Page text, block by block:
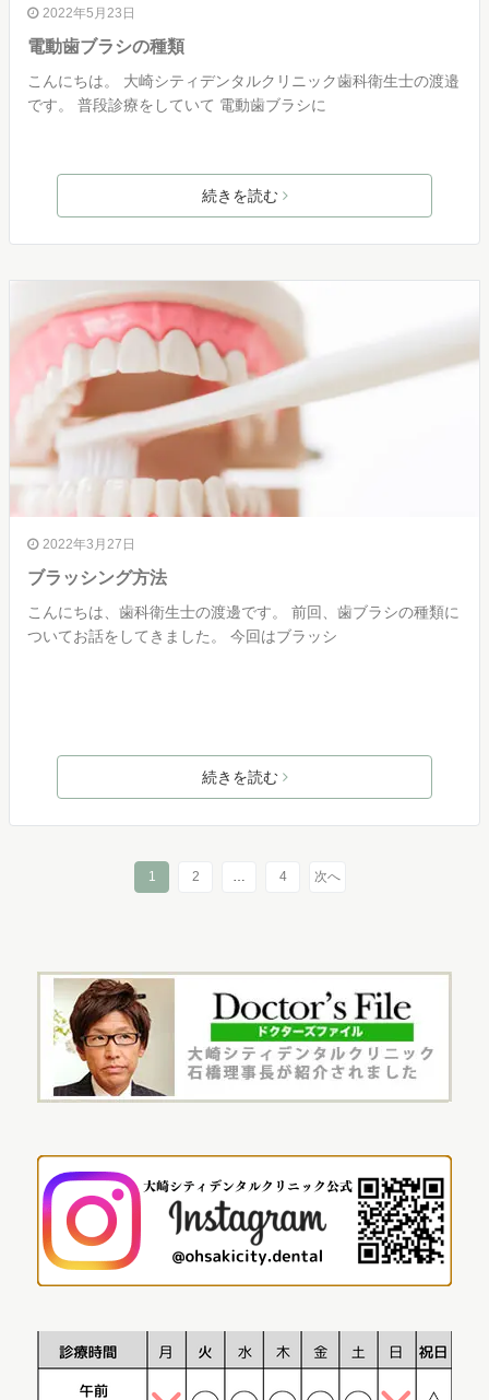
2022年5月23日
電動歯ブラシの種類
こんにちは。 大崎シティデンタルクリニック歯科衛生士の渡邉
です。 普段診療をしていて 電動歯ブラシに
続きを読む
2022年3月27日
ブラッシング方法
こんにちは、歯科衛生士の渡邊です。 前回、歯ブラシの種類に
ついてお話をしてきました。 今回はブラッシ
続きを読む
1 2 … 4 次へ